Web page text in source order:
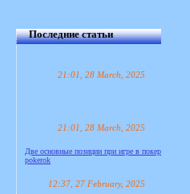
Последние статьи
21:01, 28 March, 2025
21:01, 28 March, 2025
Две основные позиции при игре в покер
pokerok
12:37, 27 February, 2025